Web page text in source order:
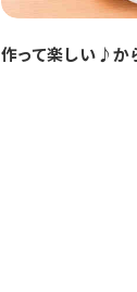
作って楽しい♪か